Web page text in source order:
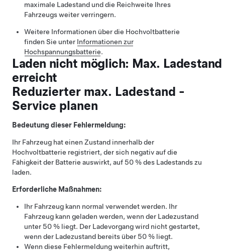
maximale Ladestand und die Reichweite Ihres
Fahrzeugs weiter verringern.
Weitere Informationen über die Hochvoltbatterie
finden Sie unter Informationen zur
Hochspannungsbatterie.
Laden nicht möglich: Max. Ladestand
erreicht
Reduzierter max. Ladestand -
Service planen
Bedeutung dieser Fehlermeldung:
Ihr Fahrzeug hat einen Zustand innerhalb der
Hochvoltbatterie registriert, der sich negativ auf die
Fähigkeit der Batterie auswirkt, auf 50 % des Ladestands zu
laden.
Erforderliche Maßnahmen:
Ihr Fahrzeug kann normal verwendet werden. Ihr
Fahrzeug kann geladen werden, wenn der Ladezustand
unter 50 % liegt. Der Ladevorgang wird nicht gestartet,
wenn der Ladezustand bereits über 50 % liegt.
Wenn diese Fehlermeldung weiterhin auftritt,